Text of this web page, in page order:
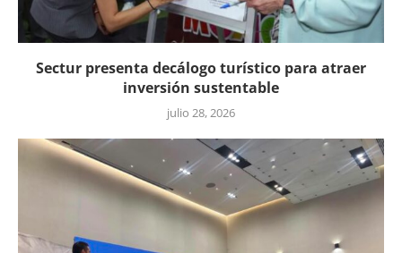
Sectur presenta decálogo turístico para atraer
inversión sustentable
julio 28, 2026